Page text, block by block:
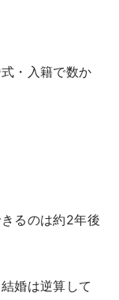
・入籍で数か
るのは約2年後
婚は逆算して